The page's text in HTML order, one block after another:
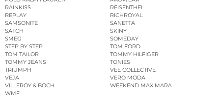
RAINKISS
REISENTHEL
REPLAY
RICHROYAL
SAMSONITE
SANETTA
SATCH
SKINY
SMEG
SOMEDAY
STEP BY STEP
TOM FORD
TOM TAILOR
TOMMY HILFIGER
TOMMY JEANS
TONIES
TRIUMPH
VEE COLLECTIVE
VEJA
VERO MODA
VILLEROY & BOCH
WEEKEND MAX MARA
WMF